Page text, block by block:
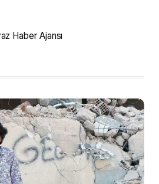
Haber Ajansı